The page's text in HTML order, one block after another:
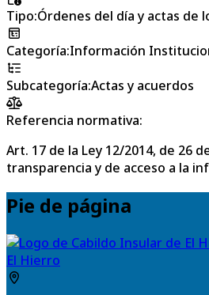
Tipo:Órdenes del día y actas de
Categoría:Información
Subcategoría:Actas y acuerdos
Referencia normativa:
Art. 17 de la Ley 12/2014, de 26
transparencia y de acceso a la
Pie de página
El Hierro